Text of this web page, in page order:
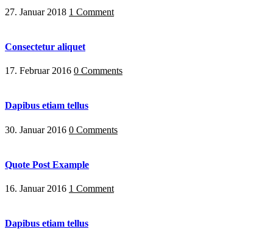
27. Januar 2018 1 Comment
Consectetur aliquet
17. Februar 2016 0 Comments
Dapibus etiam tellus
30. Januar 2016 0 Comments
Quote Post Example
16. Januar 2016 1 Comment
Dapibus etiam tellus